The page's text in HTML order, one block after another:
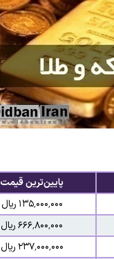
پایین‌ترین قیمت
۱۳۵٬۰۰۰٬۰۰۰ ریال
۶۶۶٬۸۰۰٬۰۰۰ ریال
۲۳۷٬۰۰۰٬۰۰۰ ریال